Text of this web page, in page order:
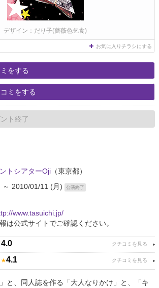
デザイン：だり子(薔薇色乞食)
お気に入りチラシにする
をする
ミをする
ト終了
トシアターOji （東京都）
～ 2010/01/11 (月)
公演終了
www.tasuichi.jp/
は公式サイトでご確認ください。
4.0
4.1
と、同人誌を作る「大人なりかけ」と、「キ